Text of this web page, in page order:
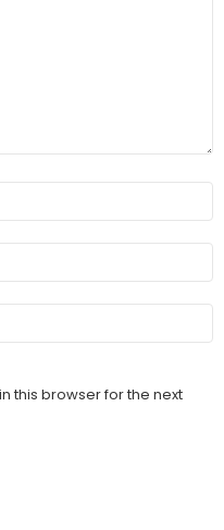
this browser for the next